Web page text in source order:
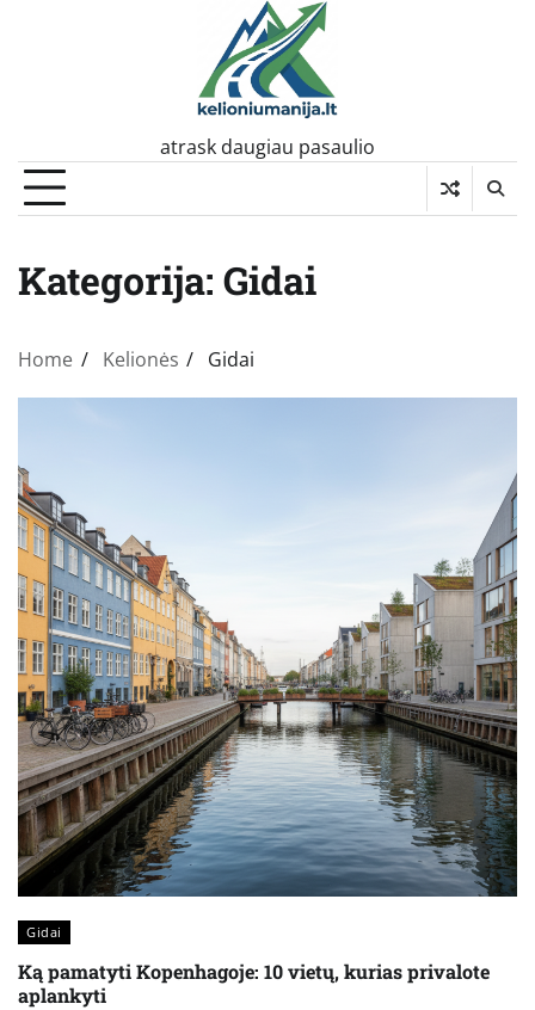
atrask daugiau pasaulio
Kategorija: Gidai
Home Kelionės Gidai
Gidai
Ką pamatyti Kopenhagoje: 10 vietų, kurias privalote
aplankyti